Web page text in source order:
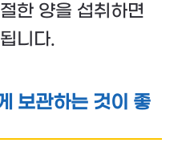
한 양을 섭취하면
니다.
보관하는 것이 좋